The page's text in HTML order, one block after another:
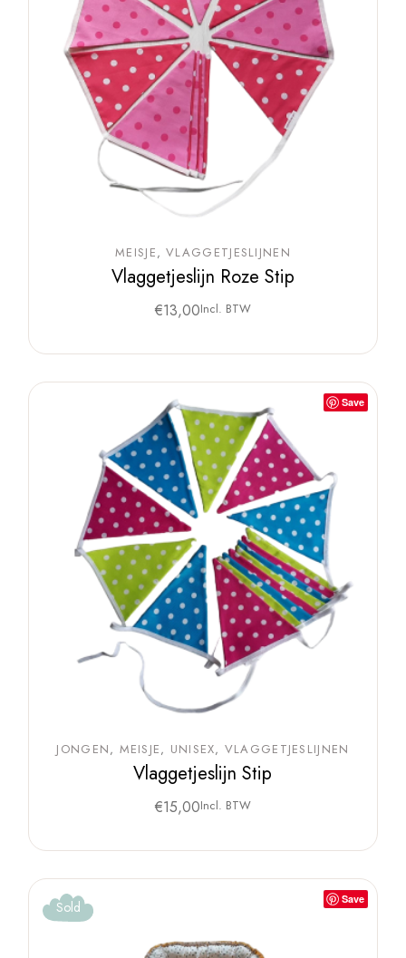
MEISJE VLAGGETJESLIJNEN
Vlaggetjeslijn Roze Stip
€13,00Incl. BTW
Save
JONGEN MEISJE UNISEX VLAGGETJESLIJNEN
Vlaggetjeslijn Stip
€15,00Incl. BTW
Save
Sold